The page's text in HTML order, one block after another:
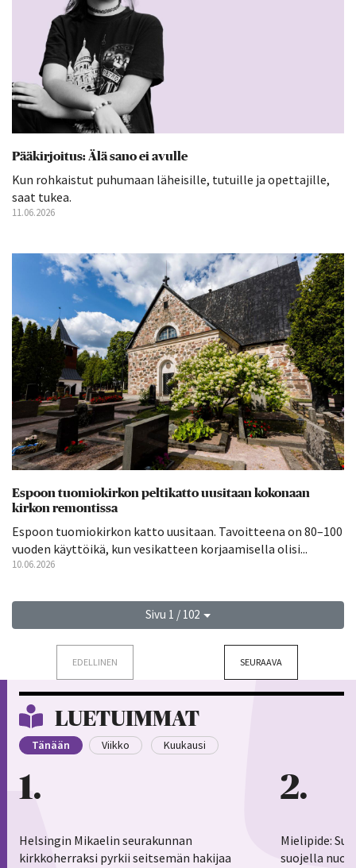
Pääkirjoitus: Älä sano ei avulle
Kun rohkaistut puhumaan läheisille, tutuille ja opettajille,
saat tukea.
11.06.2026
Espoon tuomiokirkon peltikatto uusitaan kokonaan
kirkon remontissa
Espoon tuomiokirkon katto uusitaan. Tavoitteena on 80–100
vuoden käyttöikä, kun vesikatteen korjaamisella olisi...
10.06.2026
Sivu 1 / 102
EDELLINEN SEURAAVA
LUETUIMMAT
Tänään Viikko Kuukausi
1
Helsingin Mikaelin seurakunnan
kirkkoherraksi pyrkii seitsemän hakijaa
2
Mielipide:
suojella